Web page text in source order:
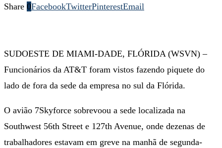
Share 0FacebookTwitterPinterestEmail
SUDOESTE DE MIAMI-DADE, FLÓRIDA (WSVN) –
Funcionários da AT&T foram vistos fazendo piquete do
lado de fora da sede da empresa no sul da Flórida.
O avião 7Skyforce sobrevoou a sede localizada na
Southwest 56th Street e 127th Avenue, onde dezenas de
trabalhadores estavam em greve na manhã de segunda-